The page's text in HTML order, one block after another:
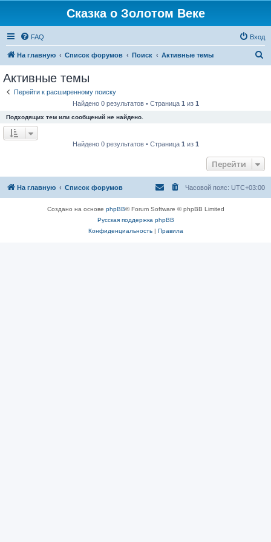
Сказка о Золотом Веке
FAQ Вход
На главную Список форумов Поиск Активные темы
Активные темы
Перейти к расширенному поиску
Найдено 0 результатов • Страница 1 из 1
Подходящих тем или сообщений не найдено.
Найдено 0 результатов • Страница 1 из 1
Перейти
На главную Список форумов Часовой пояс: UTC+03:00
Создано на основе phpBB® Forum Software © phpBB Limited
Русская поддержка phpBB
Конфиденциальность| Правила